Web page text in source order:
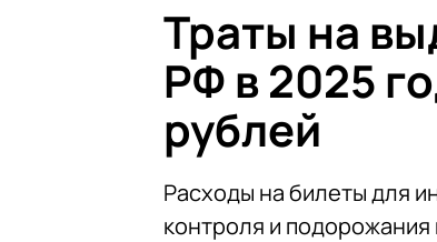
Траты на
РФ в 2025
рублей
Расходы на билеты для
контроля и подорожания